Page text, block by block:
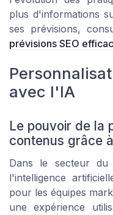
plus d'informations
ses prévisions,
prévisions SEO
avec l'IA
Le pouvoir de la
contenus grâce
Dans le secteur du
l'intelligence
pour les équipes
une expérience